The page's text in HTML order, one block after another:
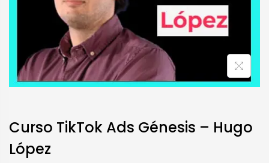
Curso TikTok Ads Génesis – Hugo
López